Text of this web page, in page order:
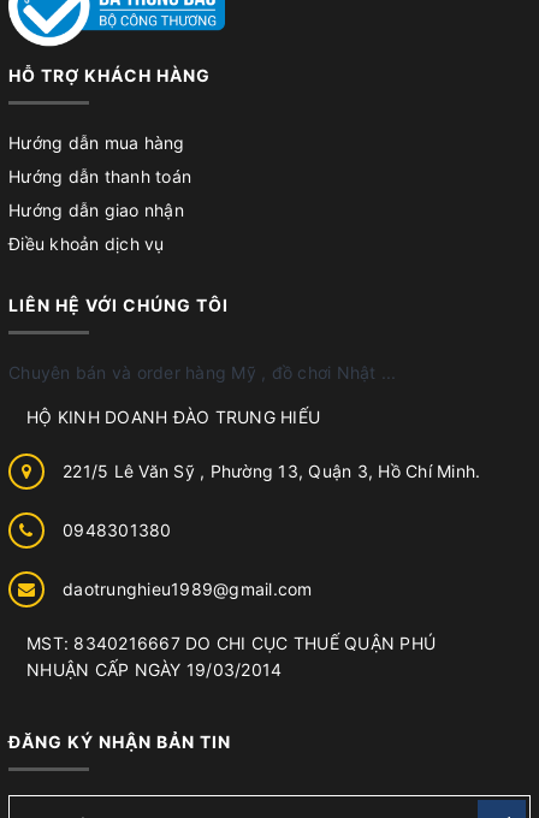
HỖ TRỢ KHÁCH HÀNG
Hướng dẫn mua hàng
Hướng dẫn thanh toán
Hướng dẫn giao nhận
Điều khoản dịch vụ
LIÊN HỆ VỚI CHÚNG TÔI
Chuyên bán và order hàng Mỹ , đồ chơi Nhật ...
HỘ KINH DOANH ĐÀO TRUNG HIẾU
221/5 Lê Văn Sỹ , Phường 13, Quận 3, Hồ Chí Minh.
0948301380
daotrunghieu1989@gmail.com
MST: 8340216667 DO CHI CỤC THUẾ QUẬN PHÚ
NHUẬN CẤP NGÀY 19/03/2014
ĐĂNG KÝ NHẬN BẢN TIN